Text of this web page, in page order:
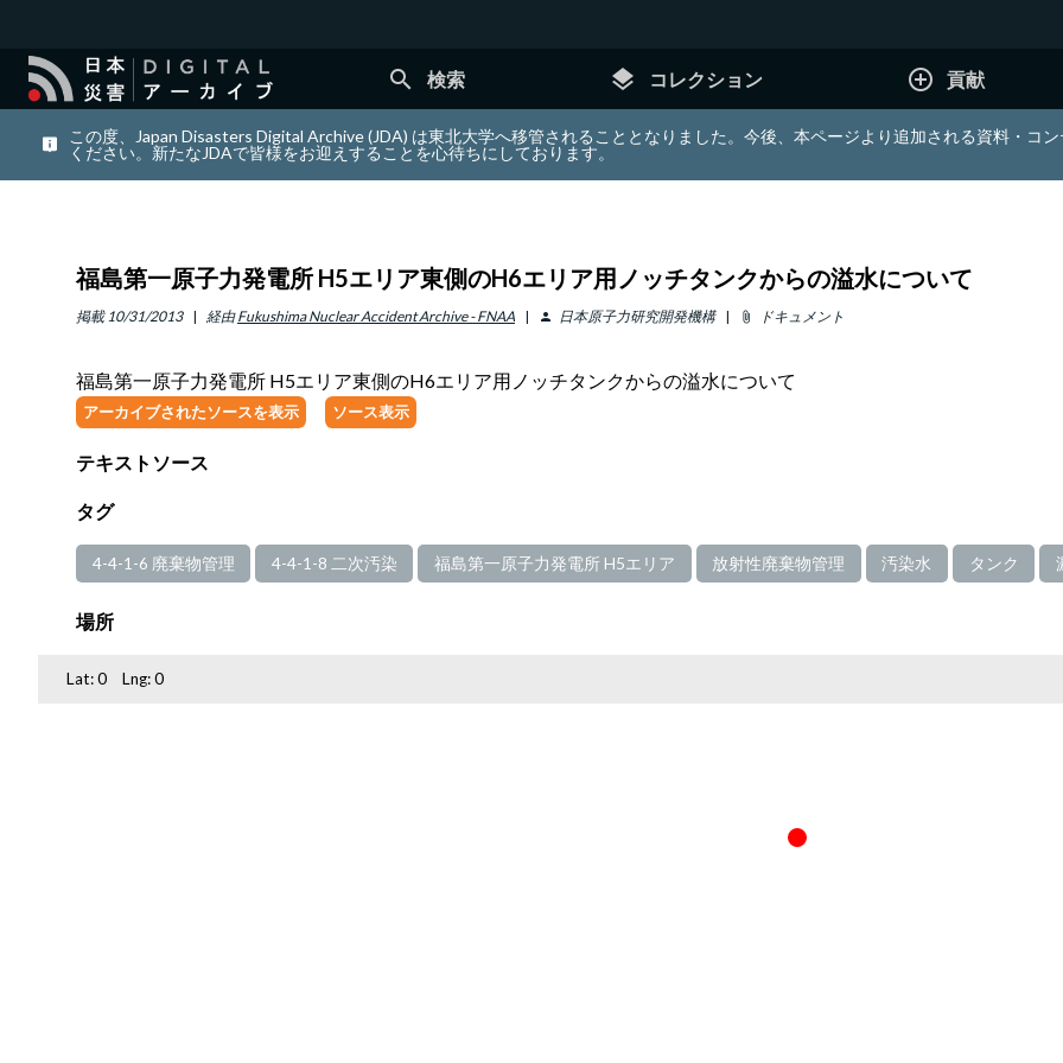
search 検索 layers コレクション add_circle_outline 貢献
この度、Japan Disasters Digital Archive (JDA) は東北大学へ移管されることとなりました。今後、本ページより追加される資料・コ
ください。新たなJDAで皆様をお迎えすることを心待ちにしております。
福島第一原子力発電所 H5エリア東側のH6エリア用ノッチタンクからの溢水について
掲載 10/31/2013 経由 Fukushima Nuclear Accident Archive - FNAA person 日本原子力研究開発機構 attach_file ドキュメント
福島第一原子力発電所 H5エリア東側のH6エリア用ノッチタンクからの溢水について
アーカイブされたソースを表示 ソース表示
テキストソース
タグ
4-4-1-6 廃棄物管理 4-4-1-8 二次汚染 福島第一原子力発電所 H5エリア 放射性廃棄物管理 汚染水 タンク
場所
Lat:0 Lng:0